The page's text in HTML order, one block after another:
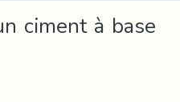
ciment à base